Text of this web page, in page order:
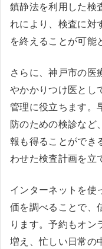
鎮静法を利用した検
れにより、検査に対
を終えることが可能
さらに、神戸市の医
やかかりつけ医とし
管理に役立ちます。
防のための検診など
報も得ることができ
わせた検査計画を立
インターネットを使
価を調べることで、
ります。予約もオン
増え、忙しい日常の